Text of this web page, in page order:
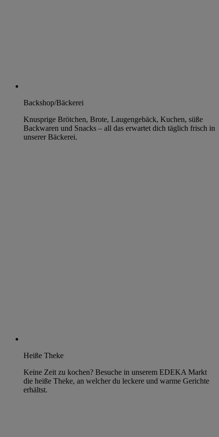
Backshop/Bäckerei
Knusprige Brötchen, Brote, Laugengebäck, Kuchen, süße
Backwaren und Snacks – all das erwartet dich täglich frisch in
unserer Bäckerei.
Heiße Theke
Keine Zeit zu kochen? Besuche in unserem EDEKA Markt
die heiße Theke, an welcher du leckere und warme Gerichte
erhältst.